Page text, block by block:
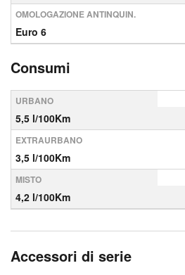
OMOLOGAZIONE ANTINQUIN.
Euro 6
Consumi
URBANO
5,5 l/100Km
EXTRAURBANO
3,5 l/100Km
MISTO
4,2 l/100Km
Accessori di serie